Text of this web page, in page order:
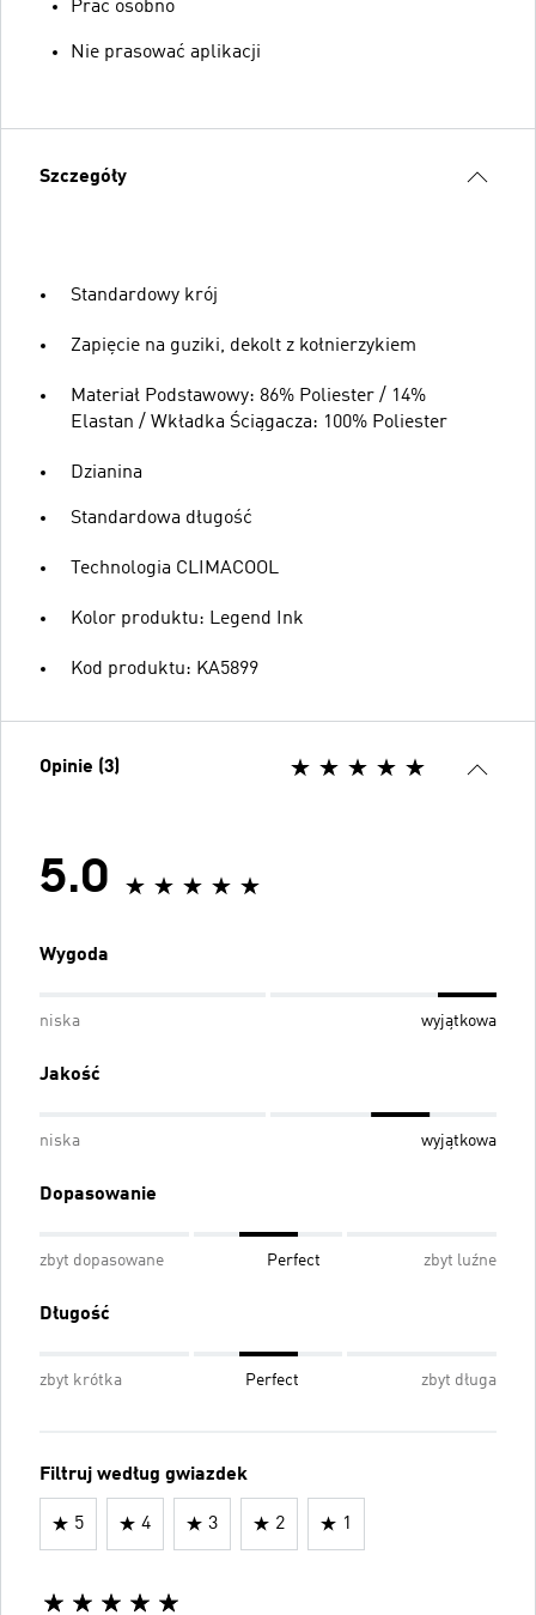
Prać osobno
Nie prasować aplikacji
Szczegóły
Standardowy krój
Zapięcie na guziki, dekolt z kołnierzykiem
Materiał Podstawowy: 86% Poliester / 14%
Elastan / Wkładka Ściągacza: 100% Poliester
Dzianina
Standardowa długość
Technologia CLIMACOOL
Kolor produktu: Legend Ink
Kod produktu: KA5899
Opinie (3)
5.0
Wygoda
niska wyjątkowa
Jakość
niska wyjątkowa
Dopasowanie
zbyt dopasowane Perfect zbyt luźne
Długość
zbyt krótka Perfect zbyt długa
Filtruj według gwiazdek
5 4 3 2 1